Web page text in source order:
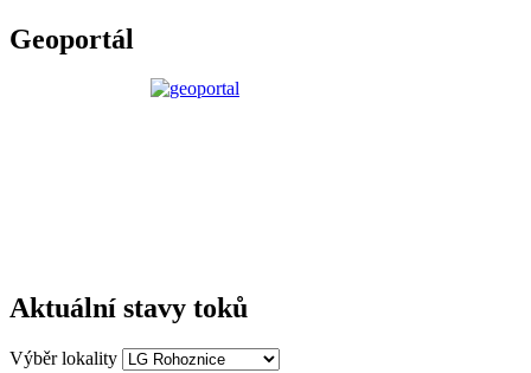
Geoportál
Aktuální stavy toků
Výběr lokality